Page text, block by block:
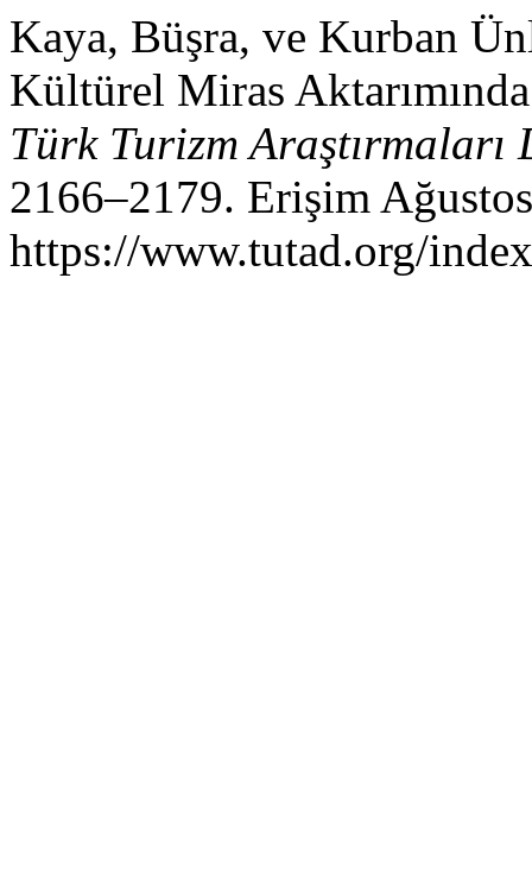
Kaya, Büşra, ve Kurban
Kültürel Miras
Türk Turizm Araştırmaları
2166–2179. Erişim
https://www.tutad.org/